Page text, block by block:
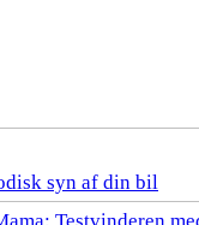
syn af din bil